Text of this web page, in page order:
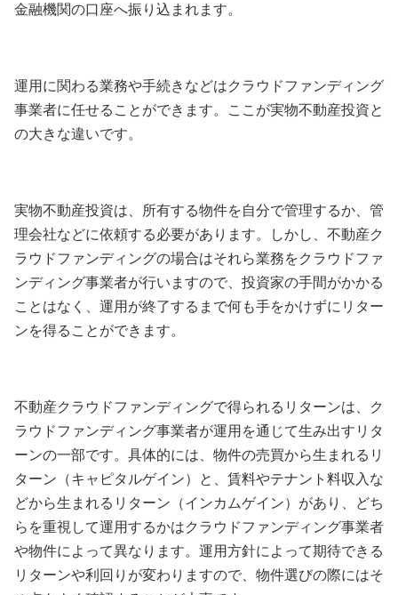
金融機関の口座へ振り込まれます。
運用に関わる業務や手続きなどはクラウドファンディング
事業者に任せることができます。ここが実物不動産投資と
の大きな違いです。
実物不動産投資は、所有する物件を自分で管理するか、管
理会社などに依頼する必要があります。しかし、不動産ク
ラウドファンディングの場合はそれら業務をクラウドファ
ンディング事業者が行いますので、投資家の手間がかかる
ことはなく、運用が終了するまで何も手をかけずにリター
ンを得ることができます。
不動産クラウドファンディングで得られるリターンは、ク
ラウドファンディング事業者が運用を通じて生み出すリタ
ーンの一部です。具体的には、物件の売買から生まれるリ
ターン（キャピタルゲイン）と、賃料やテナント料収入な
どから生まれるリターン（インカムゲイン）があり、どち
らを重視して運用するかはクラウドファンディング事業者
や物件によって異なります。運用方針によって期待できる
リターンや利回りが変わりますので、物件選びの際にはそ